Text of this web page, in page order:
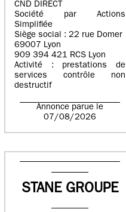
CND DIRECT
Société par Actions
Simplifiée
Siège social : 22 rue Domer
69007 Lyon
909 394 421 RCS Lyon
Activité : prestations de
services contrôle non
destructif
Annonce parue le
07/08/2026
STANE GROUPE